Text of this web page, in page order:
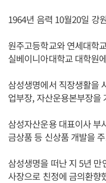
1964년 음력 10월20일 강
원주고등학교와 연세대학
실베이니아대학교 대학원
삼성생명에서 직장생활을
업부장, 자산운용본부장을
삼성자산운용 대표이사 부
금상품 등 신상품 개발을
삼성생명을 떠난 지 5년
사장으로 친정에 금의환향